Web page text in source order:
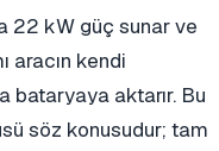
22 kW güç sunar ve
aracın kendi
bataryaya aktarır. Bu
söz konusudur; tam